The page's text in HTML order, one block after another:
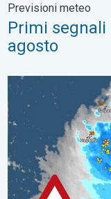
Previsioni meteo
Primi
agosto
BAVI sta per